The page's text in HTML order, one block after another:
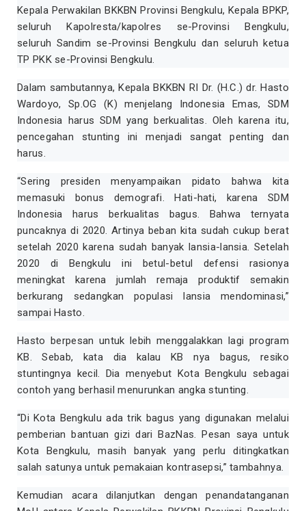
Kepala Perwakilan BKKBN Provinsi Bengkulu, Kepala BPKP,
seluruh Kapolresta/kapolres se-Provinsi Bengkulu,
seluruh Sandim se-Provinsi Bengkulu dan seluruh ketua
TP PKK se-Provinsi Bengkulu.
Dalam sambutannya, Kepala BKKBN RI Dr. (H.C.) dr. Hasto
Wardoyo, Sp.OG (K) menjelang Indonesia Emas, SDM
Indonesia harus SDM yang berkualitas. Oleh karena itu,
pencegahan stunting ini menjadi sangat penting dan
harus.
“Sering presiden menyampaikan pidato bahwa kita
memasuki bonus demografi. Hati-hati, karena SDM
Indonesia harus berkualitas bagus. Bahwa ternyata
puncaknya di 2020. Artinya beban kita sudah cukup berat
setelah 2020 karena sudah banyak lansia-lansia. Setelah
2020 di Bengkulu ini betul-betul defensi rasionya
meningkat karena jumlah remaja produktif semakin
berkurang sedangkan populasi lansia mendominasi,”
sampai Hasto.
Hasto berpesan untuk lebih menggalakkan lagi program
KB. Sebab, kata dia kalau KB nya bagus, resiko
stuntingnya kecil. Dia menyebut Kota Bengkulu sebagai
contoh yang berhasil menurunkan angka stunting.
“Di Kota Bengkulu ada trik bagus yang digunakan melalui
pemberian bantuan gizi dari BazNas. Pesan saya untuk
Kota Bengkulu, masih banyak yang perlu ditingkatkan
salah satunya untuk pemakaian kontrasepsi,” tambahnya.
Kemudian acara dilanjutkan dengan penandatanganan